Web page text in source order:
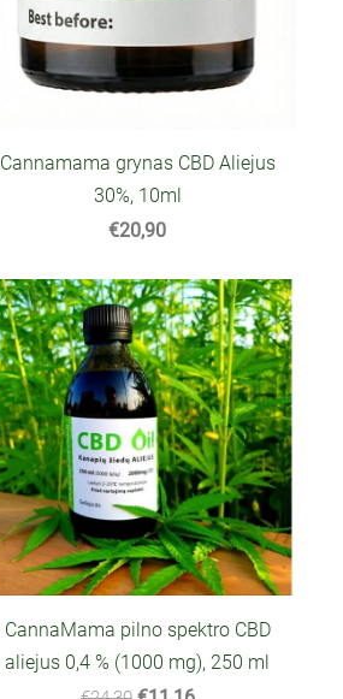
Cannamama grynas CBD Aliejus
30%, 10ml
€20,90
CannaMama pilno spektro CBD
aliejus 0,4 % (1000 mg), 250 ml